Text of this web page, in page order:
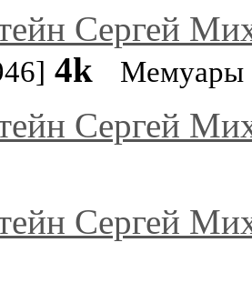
Сергей
4k Мемуары
Сергей
Сергей